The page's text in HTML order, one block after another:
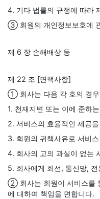
4. 기타 법률의 규정에 따라
③ 회원의 개인정보보호에
제 6 장 손해배상 등
제 22 조 [면책사항]
① 회사는 다음 각 호의 경우
1. 천재지변 또는 이에 준하
2. 서비스의 효율적인 제공
3. 회원의 귀책사유로 서비
4. 회사의 고의 과실이 없는
5. 회사에게 회선, 통신망,
② 회사는 회원이 서비스를
에 대하여 책임을 면합니다.